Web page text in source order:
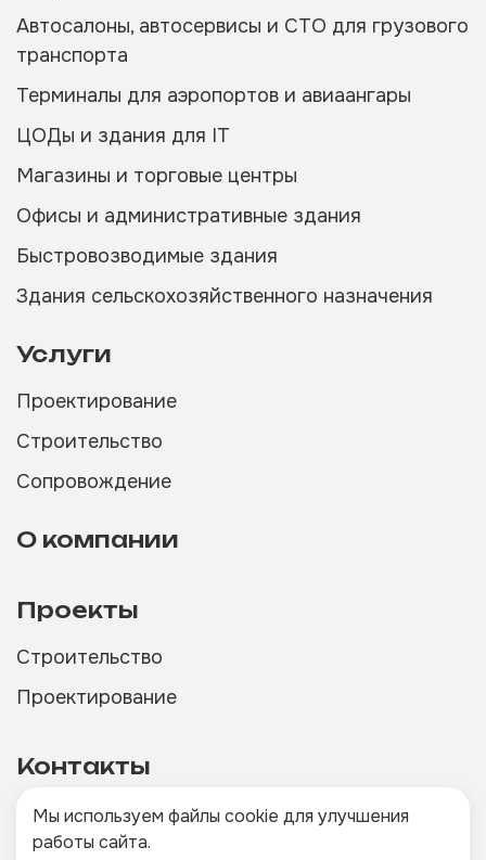
Автосалоны, автосервисы и СТО для грузового
транспорта
Терминалы для аэропортов и авиаангары
ЦОДы и здания для IT
Магазины и торговые центры
Офисы и административные здания
Быстровозводимые здания
Здания сельскохозяйственного назначения
Услуги
Проектирование
Строительство
Сопровождение
О компании
Проекты
Строительство
Проектирование
Контакты
Мы используем файлы cookie для улучшения
работы сайта.